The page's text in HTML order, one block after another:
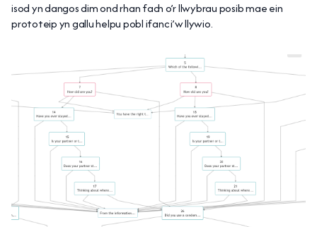
isod yn dangos dim ond rhan fach o’r llwybrau posib mae ein
prototeip yn gallu helpu pobl ifanc i’w llywio.